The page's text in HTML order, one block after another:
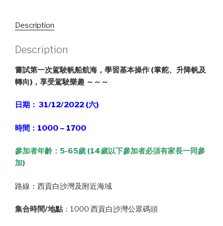
Description
Description
嘗試第一次駕駛帆船航海，學習基本操作 (掌舵、升降帆及
轉向)，享受駕駛樂趣 ～～～
日期： 31/12/2022 (六)
時間：1000 – 1700
參加者年齡：5-65歲 (14歲以下參加者必須有家長一同參
加)
路線：西貢白沙灣及附近海域
集合時間/地點 ：1000 西貢白沙灣公眾碼頭